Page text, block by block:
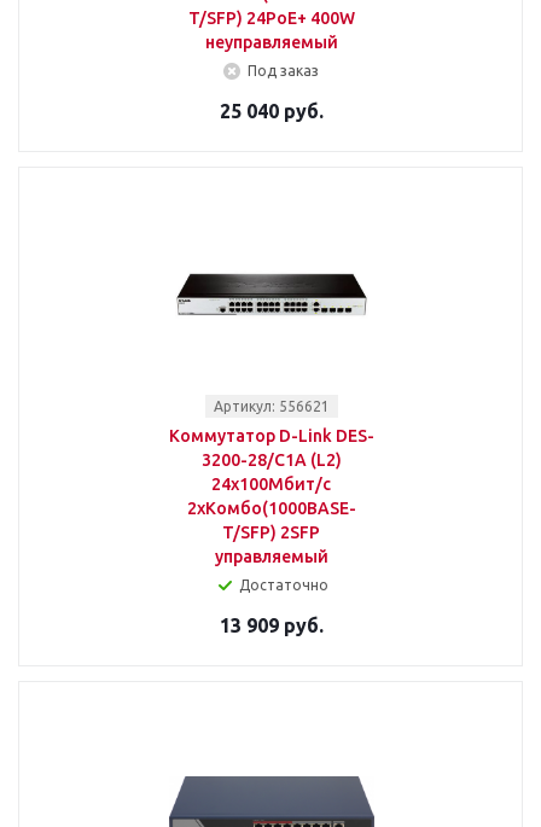
T/SFP) 24PoE+ 400W
неуправляемый
Под заказ
25 040 руб.
Артикул: 556621
Коммутатор D-Link DES-
3200-28/C1A (L2)
24x100Мбит/с
2xКомбо(1000BASE-
T/SFP) 2SFP
управляемый
Достаточно
13 909 руб.